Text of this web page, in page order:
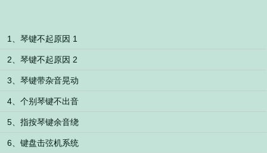
1、琴键不起原因 1
2、琴键不起原因 2
3、琴键带杂音晃动
4、个别琴键不出音
5、指按琴键余音绕
6、键盘击弦机系统